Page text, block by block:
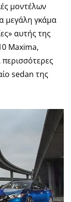
μοντέλων
μεγάλη γκάμα
αυτής της
Maxima,
sedan της